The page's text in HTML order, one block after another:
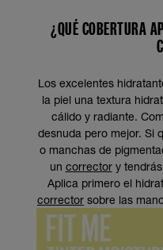
¿QUÉ COBERTURA
Los excelentes
la piel una textura
cálido y radiante.
desnuda pero mejor. Si
o manchas de
un correctory tendrás
Aplica primero el
corrector sobre las